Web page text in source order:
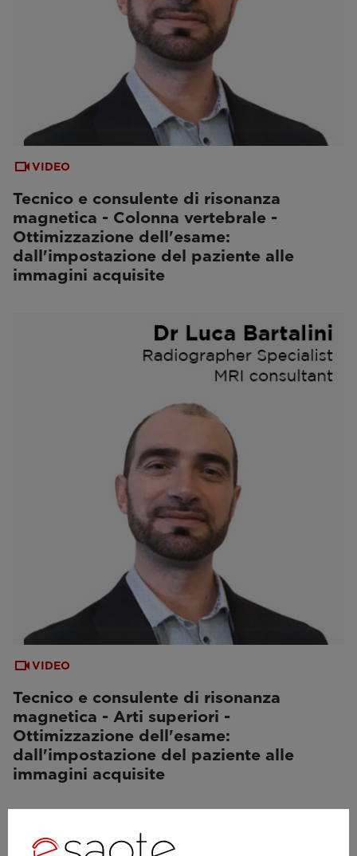
VIDEO
Tecnico e consulente di risonanza
magnetica - Colonna vertebrale -
Ottimizzazione dell'esame:
dall'impostazione del paziente alle
immagini acquisite
VIDEO
Tecnico e consulente di risonanza
magnetica - Arti superiori -
Ottimizzazione dell'esame:
dall'impostazione del paziente alle
immagini acquisite